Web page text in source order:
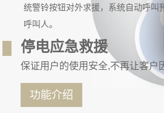
统警铃按钮对外求援，系统自动呼叫
呼叫人。
停电应急救援
保证用户的使用安全,不再让客户
功能介绍